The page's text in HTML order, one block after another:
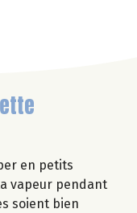
en petits
vapeur pendant
soient bien